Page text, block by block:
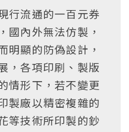
行流通的一百元券
國內外無法仿製，
明顯的防偽設計，
，各項印刷、製版
情形下，若不變更
製廠以精密複雜的
等技術所印製的鈔